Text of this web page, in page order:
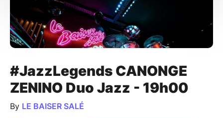
#JazzLegends CANONGE
ZENINO Duo Jazz - 19h00
By LE BAISER SALÉ